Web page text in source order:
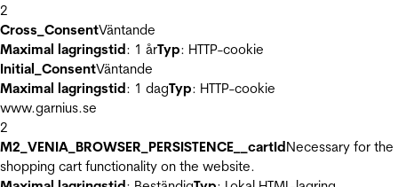
2
Cross_ConsentVäntande
Maximal lagringstid: 1 årTyp: HTTP-cookie
Initial_ConsentVäntande
Maximal lagringstid: 1 dagTyp: HTTP-cookie
www.garnius.se
2
M2_VENIA_BROWSER_PERSISTENCE__cartIdNecessary for the
shopping cart functionality on the website.